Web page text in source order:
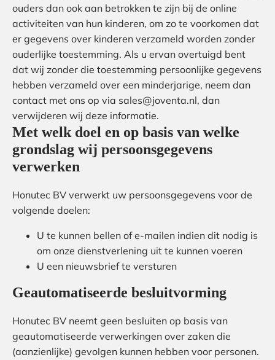
ouders dan ook aan betrokken te zijn bij de online
activiteiten van hun kinderen, om zo te voorkomen dat
er gegevens over kinderen verzameld worden zonder
ouderlijke toestemming. Als u ervan overtuigd bent
dat wij zonder die toestemming persoonlijke gegevens
hebben verzameld over een minderjarige, neem dan
contact met ons op via sales@joventa.nl, dan
verwijderen wij deze informatie.
Met welk doel en op basis van welke
grondslag wij persoonsgegevens
verwerken
Honutec BV verwerkt uw persoonsgegevens voor de
volgende doelen:
U te kunnen bellen of e-mailen indien dit nodig is
om onze dienstverlening uit te kunnen voeren
U een nieuwsbrief te versturen
Geautomatiseerde besluitvorming
Honutec BV neemt geen besluiten op basis van
geautomatiseerde verwerkingen over zaken die
(aanzienlijke) gevolgen kunnen hebben voor personen.